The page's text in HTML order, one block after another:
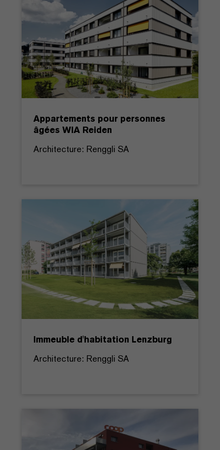
Appartements pour personnes
âgées WIA Reiden
Architecture: Renggli SA
Immeuble d'habitation Lenzburg
Architecture: Renggli SA